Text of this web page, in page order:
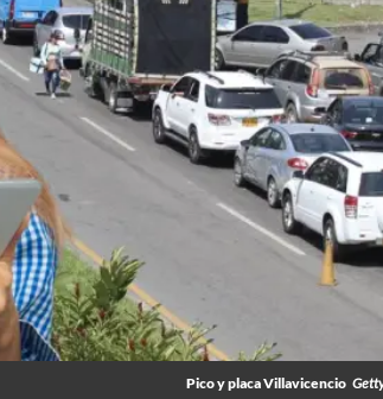
Pico y placa Villavicencio